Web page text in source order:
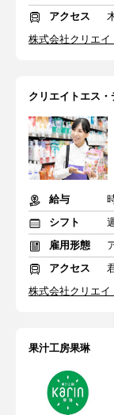
アクセス
株式会社クリエ
クリエイトエス・
給与
シフト
雇用形態
アクセス
株式会社クリエ
果汁工房果琳